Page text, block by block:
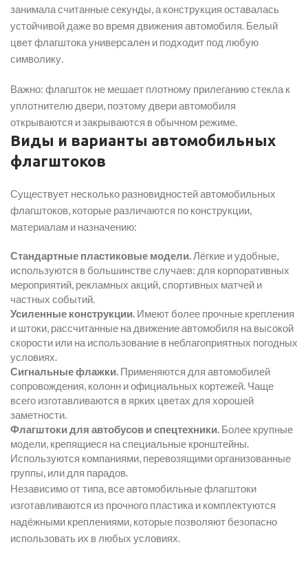
занимала считанные секунды, а конструкция оставалась
устойчивой даже во время движения автомобиля. Белый
цвет флагштока универсален и подходит под любую
символику.
Важно: флагшток не мешает плотному прилеганию стекла к
уплотнителю двери, поэтому двери автомобиля
открываются и закрываются в обычном режиме.
Виды и варианты автомобильных
флагштоков
Существует несколько разновидностей автомобильных
флагштоков, которые различаются по конструкции,
материалам и назначению:
Стандартные пластиковые модели.Лёгкие и удобные,
используются в большинстве случаев: для корпоративных
мероприятий, рекламных акций, спортивных матчей и
частных событий.
Усиленные конструкции. Имеют более прочные крепления
и штоки, рассчитанные на движение автомобиля на высокой
скорости или на использование в неблагоприятных погодных
условиях.
Сигнальные флажки. Применяются для автомобилей
сопровождения, колонн и официальных кортежей. Чаще
всего изготавливаются в ярких цветах для хорошей
заметности.
Флагштоки для автобусов и спецтехники. Более крупные
модели, крепящиеся на специальные кронштейны.
Используются компаниями, перевозящими организованные
группы, или для парадов.
Независимо от типа, все автомобильные флагштоки
изготавливаются из прочного пластика и комплектуются
надёжными креплениями, которые позволяют безопасно
использовать их в любых условиях.